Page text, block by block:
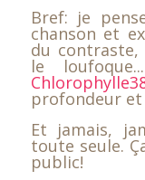
Bref: je
chanson et
du
le
profondeur
Et jamais,
toute seule.
public!